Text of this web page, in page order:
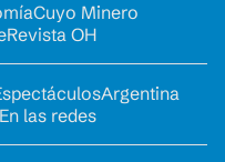
Cuyo Minero
Revista OH
Argentina
las redes